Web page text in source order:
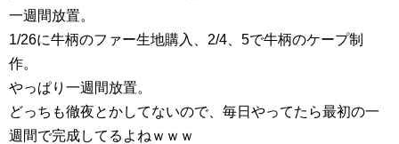
一週間放置。
1/26に牛柄のファー生地購入、2/4、5で牛柄のケープ制
作。
やっぱり一週間放置。
どっちも徹夜とかしてないので、毎日やってたら最初の一
週間で完成してるよねｗｗｗ